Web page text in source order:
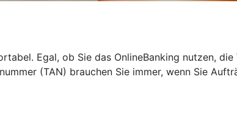
Egal, ob Sie das OnlineBanking nutzen,
(TAN) brauchen Sie immer, wenn Sie